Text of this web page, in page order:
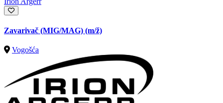
Zavarivač (MIG/MAG) (m/ž)
Vogošća